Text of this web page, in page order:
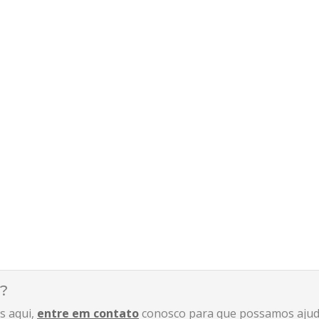
aqui, entre em contatoconosco para que possamos